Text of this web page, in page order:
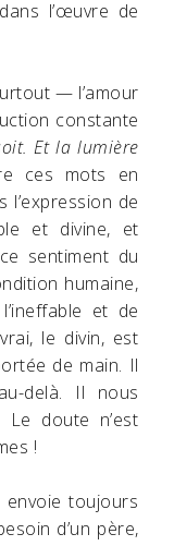
l’œuvre de
— l’amour
constante
Et la lumière
ces mots en
l’expression de
et divine, et
sentiment du
humaine,
et de
le divin, est
de main. Il
delà. Il nous
doute n’est
!
toujours
d’un père,